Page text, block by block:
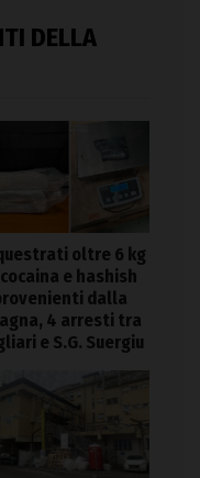
DELLA
oltre 6 kg
e hashish
dalla
4 arresti tra
e S.G. Suergiu